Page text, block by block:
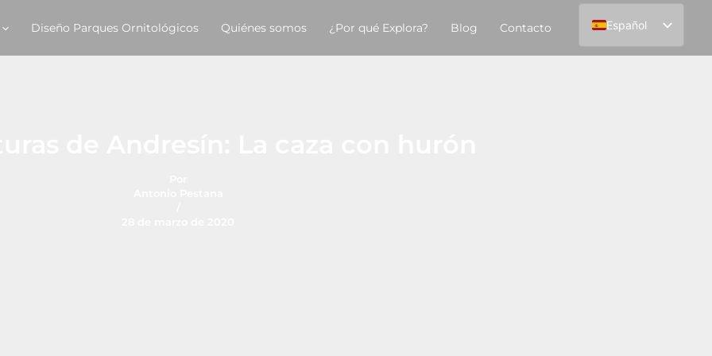
Diseño Parques Ornitológicos Quiénes somos ¿Por qué Explora? Blog Contacto
Español